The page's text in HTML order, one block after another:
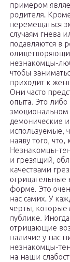
примером
родителя.
перемещаться
случаям гнева
подавляются в
незнакомцы-
чтобы
приходит к
Они часто
опыта. Это
демонические
используемые,
наяву того, что,
Незнакомцы-
и грезящий,
качествами
отрицательные
форме. Это
нас самих. У
черты, которые
публике.
отрицающие
наличие у нас
незнакомцы-
на наши